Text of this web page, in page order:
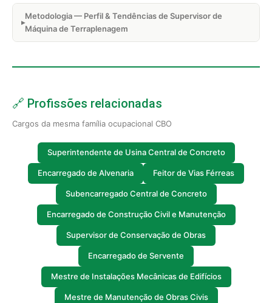
Metodologia — Perfil & Tendências de Supervisor de
Máquina de Terraplenagem
🔗 Profissões relacionadas
Cargos da mesma família ocupacional CBO
Superintendente de Usina Central de Concreto
Encarregado de Alvenaria Feitor de Vias Férreas
Subencarregado Central de Concreto
Encarregado de Construção Civil e Manutenção
Supervisor de Conservação de Obras
Encarregado de Servente
Mestre de Instalações Mecânicas de Edifícios
Mestre de Manutenção de Obras Civis